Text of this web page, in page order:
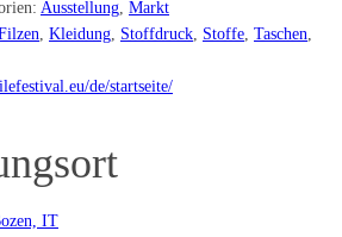
Ausstellung, Markt
, Kleidung, Stoffdruck, Stoffe, Taschen,
de/startseite/
IT